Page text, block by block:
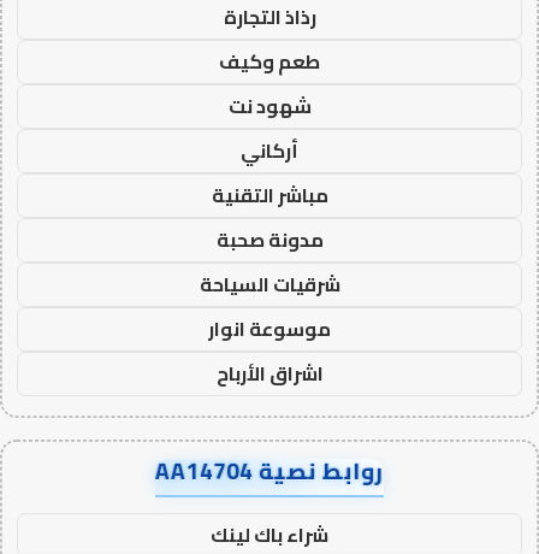
رذاذ التجارة
طعم وكيف
شهود نت
أركاني
مباشر التقنية
مدونة صحبة
شرقيات السياحة
موسوعة انوار
اشراق الأرباح
روابط نصية AA14704
شراء باك لينك